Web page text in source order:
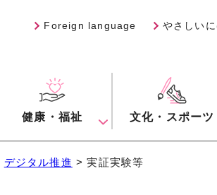
Foreign language やさしい
健康・福祉 文化・スポーツ
デジタル推進 > 実証実験等